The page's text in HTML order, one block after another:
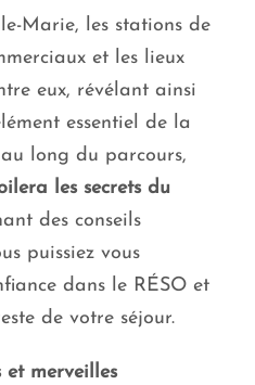
Marie, les stations de
et les lieux
eux, révélant ainsi
essentiel de la
long du parcours,
les secrets du
des conseils
puissiez vous
dans le RÉSO et
de votre séjour.
et merveilles